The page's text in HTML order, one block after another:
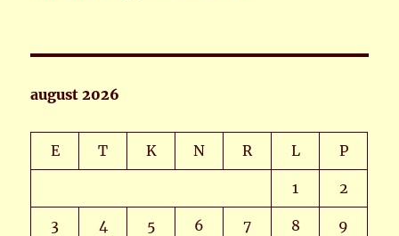
august 2026
E T K N R L P
1 2
3 4 5 6 7 8 9